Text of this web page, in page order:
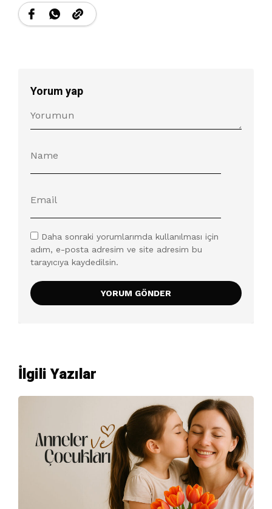
Yorum yap
Daha sonraki yorumlarımda kullanılması için
adım, e-posta adresim ve site adresim bu
tarayıcıya kaydedilsin.
İlgili Yazılar